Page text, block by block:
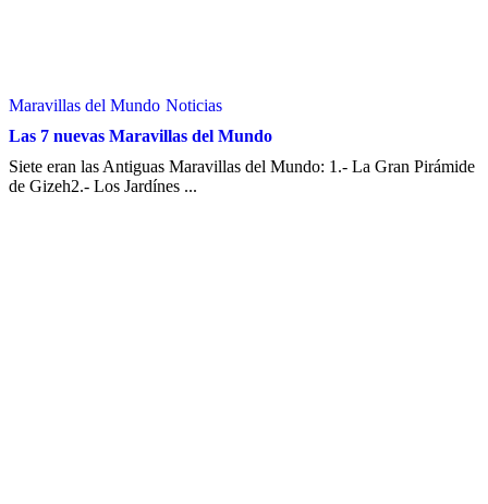
Maravillas del Mundo Noticias
Las 7 nuevas Maravillas del Mundo
Siete eran las Antiguas Maravillas del Mundo: 1.- La Gran Pirámide
de Gizeh2.- Los Jardínes ...